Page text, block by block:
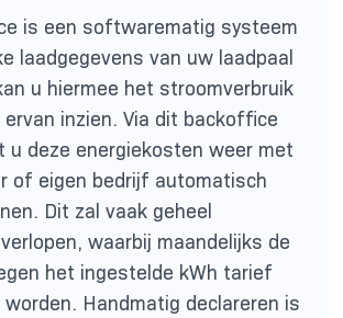
is een softwarematig systeem
laadgegevens van uw laadpaal
u hiermee het stroomverbruik
inzien. Via dit backoffice
u deze energiekosten weer met
of eigen bedrijf automatisch
Dit zal vaak geheel
waarbij maandelijks de
het ingestelde kWh tarief
Handmatig declareren is